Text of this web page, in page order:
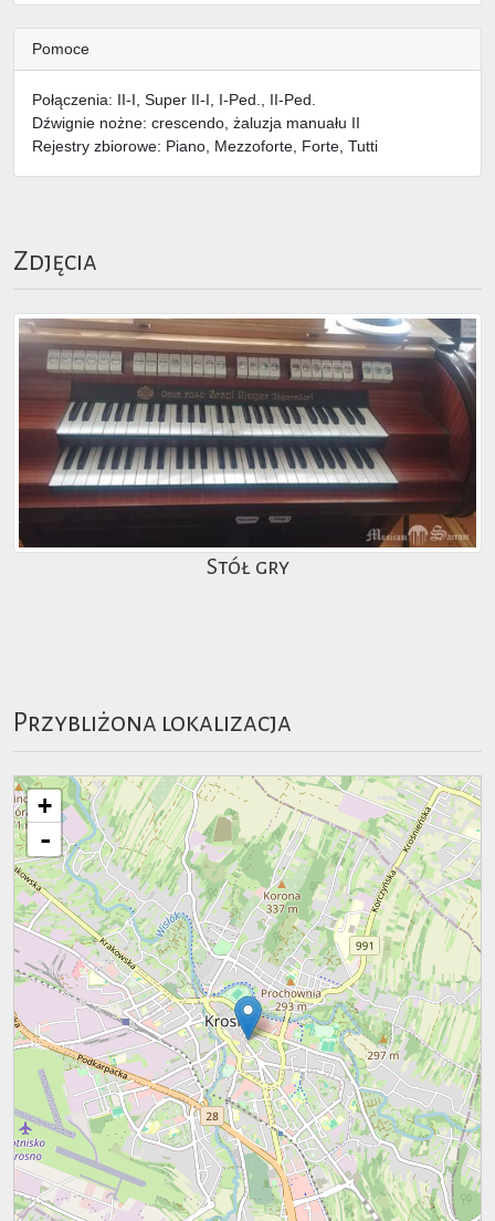
Pomoce
Połączenia: II-I, Super II-I, I-Ped., II-Ped.
Dźwignie nożne: crescendo, żaluzja manuału II
Rejestry zbiorowe: Piano, Mezzoforte, Forte, Tutti
Zdjęcia
Stół gry
Przybliżona lokalizacja
+
-